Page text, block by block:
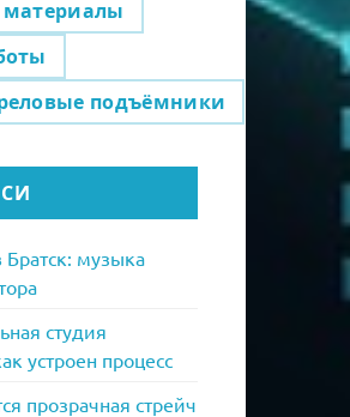
подъёмники
Братск: музыка
студия
устроен процесс
прозрачная стрейч